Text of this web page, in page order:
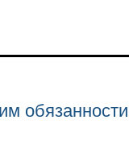
обязанности